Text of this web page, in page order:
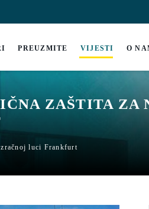
PREUZMITE VIJESTI O
ZAŠTITA ZA
luci Frankfurt